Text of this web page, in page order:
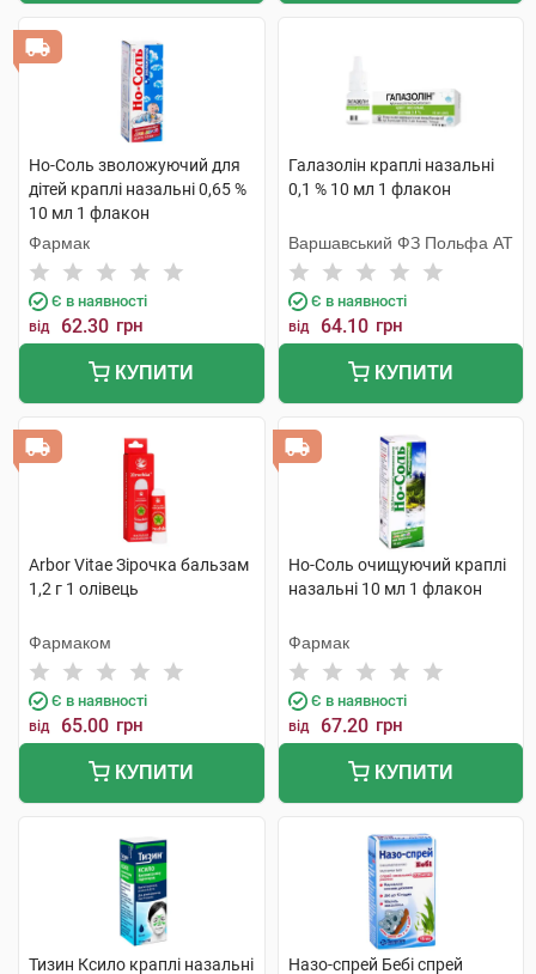
Но-Соль зволожуючий для
дітей краплі назальні 0,65 %
10 мл 1 флакон
Фармак
Є в наявності
від 62.30 грн
КУПИТИ
Галазолін краплі назальні
0,1 % 10 мл 1 флакон
Варшавський ФЗ Польфа АТ
Є в наявності
від 64.10 грн
КУПИТИ
Arbor Vitae Зірочка бальзам
1,2 г 1 олівець
Фармаком
Є в наявності
від 65.00 грн
КУПИТИ
Но-Соль очищуючий краплі
назальні 10 мл 1 флакон
Фармак
Є в наявності
від 67.20 грн
КУПИТИ
Тизин Ксило краплі назальні Назо-спрей Бебі спрей